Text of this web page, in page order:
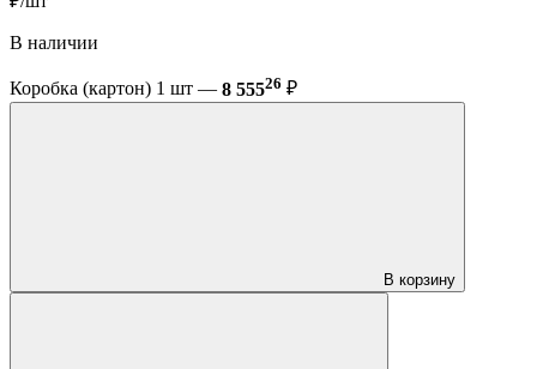
В наличии
Коробка (картон) 1 шт — 8 55526 ₽
В корзину